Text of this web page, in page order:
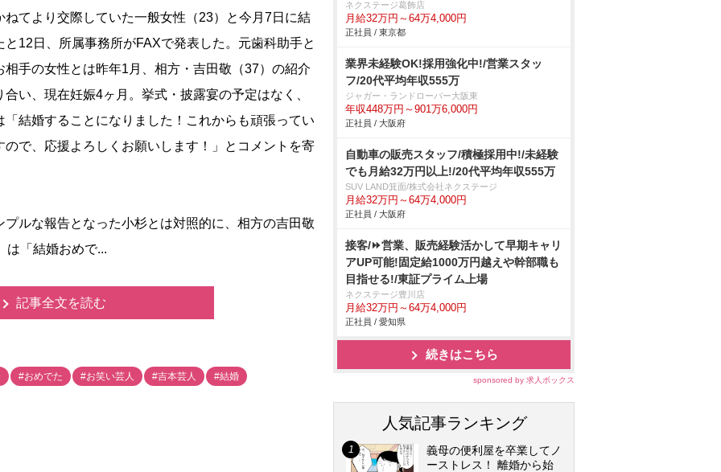
ねてより交際していた一般女性（23）と今月7日に結
と12日、所属事務所がFAXで発表した。元歯科助手と
相手の女性とは昨年1月、相方・吉田敬（37）の紹介
合い、現在妊娠4ヶ月。挙式・披露宴の予定はなく、
「結婚することになりました！これからも頑張ってい
ので、応援よろしくお願いします！」とコメントを寄
ルな報告となった小杉とは対照的に、相方の吉田敬
は「結婚おめで...
記事全文を読む
#おめでた #お笑い芸人 #吉本芸人 #結婚
ネクステージ葛飾店
月給32万円～64万4,000円
正社員 / 東京都
業界未経験OK!採用強化中!/営業スタッ
フ/20代平均年収555万
ジャガー・ランドローバー大阪東
年収448万円～901万6,000円
正社員 / 大阪府
自動車の販売スタッフ/積極採用中!/未経験
でも月給32万円以上!/20代平均年収555万
SUV LAND箕面/株式会社ネクステージ
月給32万円～64万4,000円
正社員 / 大阪府
接客/⏩️営業、販売経験活かして早期キャリ
アUP可能!固定給1000万円越えや幹部職も
目指せる!/東証プライム上場
ネクステージ豊川店
月給32万円～64万4,000円
正社員 / 愛知県
続きはこちら
sponsored by 求人ボックス
人気記事ランキング
義母の便利屋を卒業してノ
ーストレス！ 離婚から始